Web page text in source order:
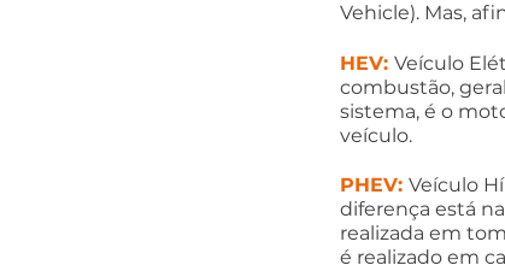
Vehicle). Mas,
HEV: Veículo
combustão,
sistema, é o
veículo.
PHEV: Veículo
diferença está
realizada em
é realizado em